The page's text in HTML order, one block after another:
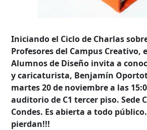
Iniciando el Ciclo de Charlas
Profesores del Campus Creativo,
Alumnos de Diseño invita a
y caricaturista, Benjamín
martes 20 de noviembre a las
auditorio de C1 tercer piso. Sede
Condes. Es abierta a todo
pierdan!!!